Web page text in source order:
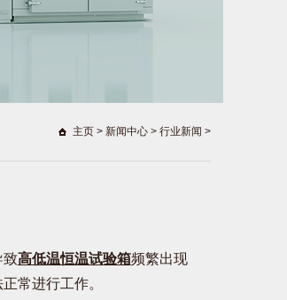
主页 > 新闻中心 > 行业新闻 >
致高低温恒温试验箱频繁出现
常进行工作。